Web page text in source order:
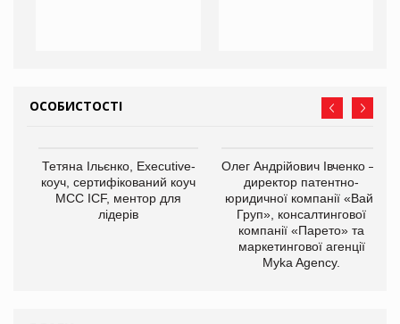
ОСОБИСТОСТІ
Тетяна Ільєнко, Executive-
коуч, сертифікований коуч
МСС ICF, ментор для
лідерів
Олег Андрійович Івченко —
директор патентно-
юридичної компанії «Вайз
Груп», консалтингової
компанії «Парето» та
маркетингової агенції
Myka Agency.